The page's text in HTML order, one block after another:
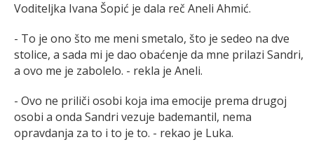
Voditeljka Ivana Šopić je dala reč Aneli Ahmić.
- To je ono što me meni smetalo, što je sedeo na dve
stolice, a sada mi je dao obaćenje da mne prilazi Sandri,
a ovo me je zabolelo. - rekla je Aneli.
- Ovo ne priliči osobi koja ima emocije prema drugoj
osobi a onda Sandri vezuje bademantil, nema
opravdanja za to i to je to. - rekao je Luka.